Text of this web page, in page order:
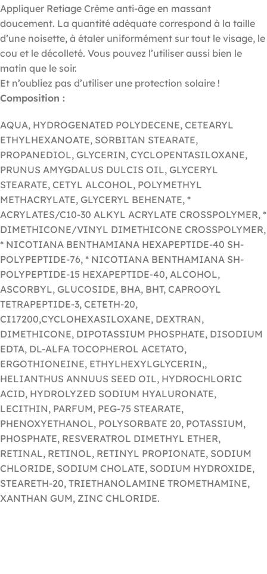
Appliquer Retiage Crème anti-âge en massant
doucement. La quantité adéquate correspond à la taille
d’une noisette, à étaler uniformément sur tout le visage, le
cou et le décolleté. Vous pouvez l’utiliser aussi bien le
matin que le soir.
Et n’oubliez pas d’utiliser une protection solaire !
Composition :
AQUA, HYDROGENATED POLYDECENE, CETEARYL
ETHYLHEXANOATE, SORBITAN STEARATE,
PROPANEDIOL, GLYCERIN, CYCLOPENTASILOXANE,
PRUNUS AMYGDALUS DULCIS OIL, GLYCERYL
STEARATE, CETYL ALCOHOL, POLYMETHYL
METHACRYLATE, GLYCERYL BEHENATE, *
ACRYLATES/C10-30 ALKYL ACRYLATE CROSSPOLYMER, *
DIMETHICONE/VINYL DIMETHICONE CROSSPOLYMER,
* NICOTIANA BENTHAMIANA HEXAPEPTIDE-40 SH-
POLYPEPTIDE-76, * NICOTIANA BENTHAMIANA SH-
POLYPEPTIDE-15 HEXAPEPTIDE-40, ALCOHOL,
ASCORBYL, GLUCOSIDE, BHA, BHT, CAPROOYL
TETRAPEPTIDE-3, CETETH-20,
CI17200,CYCLOHEXASILOXANE, DEXTRAN,
DIMETHICONE, DIPOTASSIUM PHOSPHATE, DISODIUM
EDTA, DL-ALFA TOCOPHEROL ACETATO,
ERGOTHIONEINE, ETHYLHEXYLGLYCERIN,,
HELIANTHUS ANNUUS SEED OIL, HYDROCHLORIC
ACID, HYDROLYZED SODIUM HYALURONATE,
LECITHIN, PARFUM, PEG-75 STEARATE,
PHENOXYETHANOL, POLYSORBATE 20, POTASSIUM,
PHOSPHATE, RESVERATROL DIMETHYL ETHER,
RETINAL, RETINOL, RETINYL PROPIONATE, SODIUM
CHLORIDE, SODIUM CHOLATE, SODIUM HYDROXIDE,
STEARETH-20, TRIETHANOLAMINE TROMETHAMINE,
XANTHAN GUM, ZINC CHLORIDE.